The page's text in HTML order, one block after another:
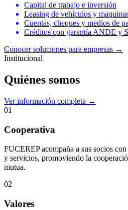
Capital de trabajo e inversión
Leasing de vehículos y
Cuentas, cheques y medios de
Créditos con garantía ANDE y
Conocer soluciones para empresas →
Institucional
Quiénes somos
Ver información completa →
01
Cooperativa
FUCEREP acompaña a sus socios
y servicios, promoviendo la
mutua.
02
Valores